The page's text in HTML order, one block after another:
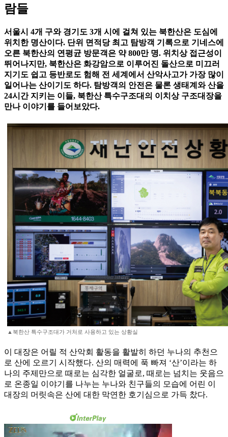
람들
서울시 4개 구와 경기도 3개 시에 걸쳐 있는 북한산은 도심에
위치한 명산이다. 단위 면적당 최고 탐방객 기록으로 기네스에
오른 북한산의 연평균 방문객은 약 800만 명. 위치상 접근성이
뛰어나지만, 북한산은 화강암으로 이루어진 돌산으로 미끄러
지기도 쉽고 등반로도 험해 전 세계에서 산악사고가 가장 많이
일어나는 산이기도 하다. 탐방객의 안전은 물론 생태계와 산을
24시간 지키는 이들, 북한산 특수구조대의 이치상 구조대장을
만나 이야기를 들어보았다.
▲북한산 특수구조대가 거처로 사용하고 있는 상황실
이 대장은 어릴 적 산악회 활동을 활발히 하던 누나의 추천으
로 산에 오르기 시작했다. 산의 매력에 푹 빠져 ‘산’이라는 하
나의 주제만으로 때로는 심각한 얼굴로, 때로는 넘치는 웃음으
로 온종일 이야기를 나누는 누나와 친구들의 모습에 어린 이
대장의 머릿속은 산에 대한 막연한 호기심으로 가득 찼다.